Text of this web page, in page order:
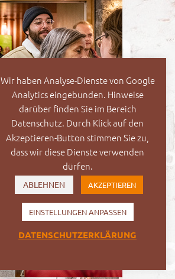
Wir haben Analyse-Dienste von Google
Analytics eingebunden. Hinweise
darüber finden Sie im Bereich
Datenschutz. Durch Klick auf den
Akzeptieren-Button stimmen Sie zu,
dass wir diese Dienste verwenden
dürfen.
ABLEHNEN AKZEPTIEREN
EINSTELLUNGEN ANPASSEN
DATENSCHUTZERKLÄRUNG